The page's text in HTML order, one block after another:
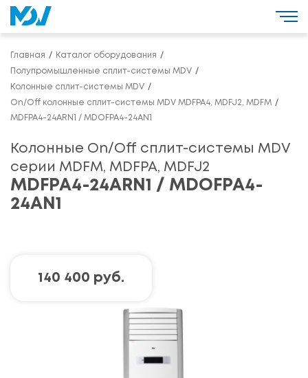
Главная Каталог оборудования
Полупромышленные сплит-системы MDV
Колонные сплит-системы MDV
On/Off колонные сплит-системы MDV MDFPA4, MDFJ2, MDFM
MDFPA4-24ARN1 / MDOFPA4-24AN1
Колонные On/Off сплит-системы MDV
серии MDFM, MDFPA, MDFJ2
MDFPA4-24ARN1 / MDOFPA4-
24AN1
140 400 руб.